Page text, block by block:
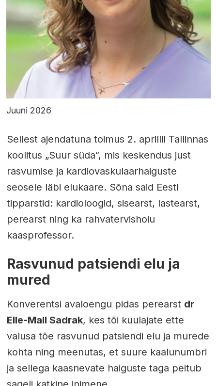
Juuni 2026
Sellest ajendatuna toimus 2. aprillil Tallinnas
koolitus „Suur süda“, mis keskendus just
rasvumise ja kardiovaskulaarhaiguste
seosele läbi elukaare. Sõna said Eesti
tipparstid: kardioloogid, sisearst, lastearst,
perearst ning ka rahvatervishoiu
kaasprofessor.
Rasvunud patsiendi elu ja
mured
Konverentsi avaloengu pidas perearst dr
Elle-Mall Sadrak, kes tõi kuulajate ette
valusa tõe rasvunud patsiendi elu ja murede
kohta ning meenutas, et suure kaalunumbri
ja sellega kaasnevate haiguste taga peitub